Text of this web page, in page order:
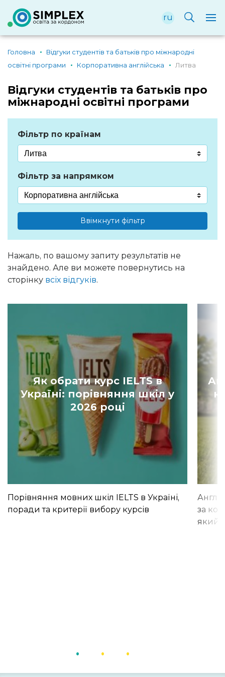
ru
Головна
Відгуки студентів та батьків про міжнародні
освітні програми
Корпоративна англійська Литва
Відгуки студентів та батьків про
міжнародні освітні програми
Фільтр по країнам
Фільтр за напрямком
Ввімкнути фільтр
Нажаль, по вашому запиту результатів не
знайдено. Але ви можете повернутись на
сторінку всіх відгуків.
Як обрати курс IELTS в
Україні: порівняння шкіл у
2026 році
Порівняння мовних шкіл IELTS в Україні,
поради та критерії вибору курсів
за
який